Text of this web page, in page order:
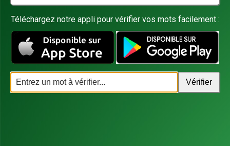
Téléchargez notre appli pour vérifier vos mots facilement :